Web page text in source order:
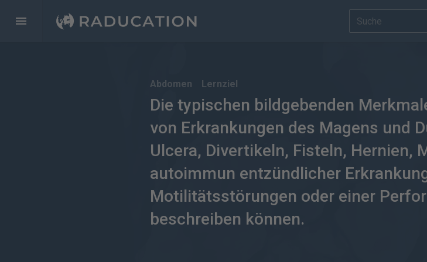
Abdomen Lernziel
Die typischen bildgebenden
von Erkrankungen des Magens und
Ulcera, Divertikeln, Fisteln, Hernien,
autoimmun entzündlicher
Motilitätsstörungen oder einer
beschreiben können.